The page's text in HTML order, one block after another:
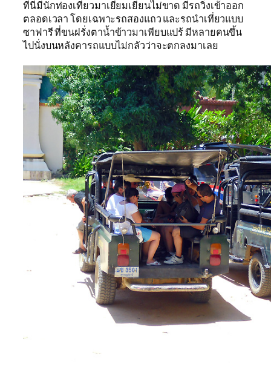
ที่นี่มีนักท่องเที่ยวมาเยี่ยมเยียนไม่ขาด มีรถวิ่งเข้าออก
ตลอดเวลา โดยเฉพาะรถสองแถว และรถนำเที่ยวแบบ
ซาฟารี ที่ขนฝรั่งตาน้ำข้าวมาเพียบแปร้ มีหลายคนขึ้น
ไปนั่งบนหลังคารถแบบไม่กลัวว่าจะตกลงมาเลย